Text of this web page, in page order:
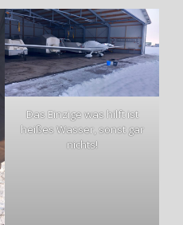
Das Einzige was hilft ist
heißes Wasser, sonst gar
nichts!